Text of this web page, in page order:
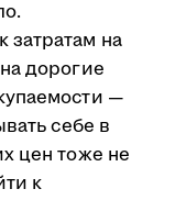
затратам на
дорогие
—
себе в
цен тоже не
к